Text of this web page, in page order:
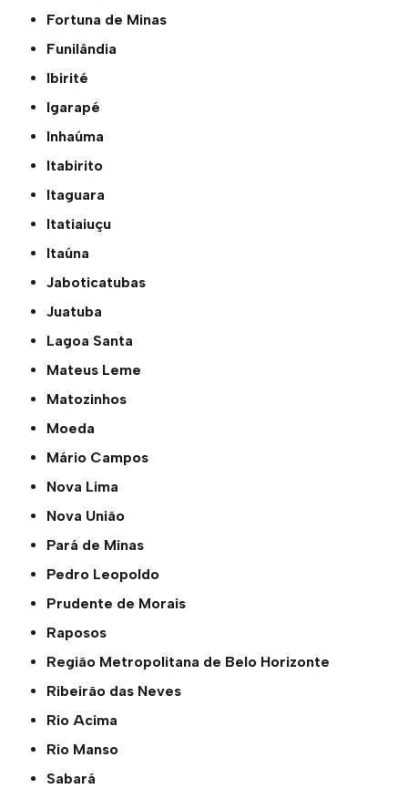
Fortuna de Minas
Funilândia
Ibirité
Igarapé
Inhaúma
Itabirito
Itaguara
Itatiaiuçu
Itaúna
Jaboticatubas
Juatuba
Lagoa Santa
Mateus Leme
Matozinhos
Moeda
Mário Campos
Nova Lima
Nova União
Pará de Minas
Pedro Leopoldo
Prudente de Morais
Raposos
Região Metropolitana de Belo Horizonte
Ribeirão das Neves
Rio Acima
Rio Manso
Sabará